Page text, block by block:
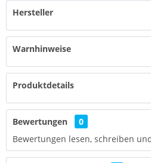
Hersteller
Warnhinweise
Produktdetails
Bewertungen
0
Bewertungen lesen, schreiben